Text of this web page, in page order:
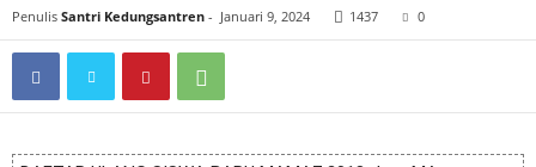
Penulis Santri Kedungsantren - Januari 9, 2024 1437 0